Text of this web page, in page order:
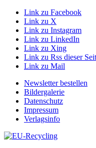
Link zu Facebook
Link zu X
Link zu Instagram
Link zu LinkedIn
Link zu Xing
Link zu Rss dieser
Link zu Mail
Newsletter bestellen
Bildergalerie
Datenschutz
Impressum
Verlagsinfo